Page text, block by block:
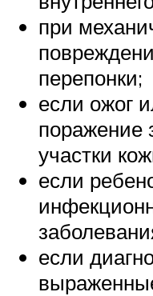
при
перепонки;
если ожог
поражение
участки
если
если